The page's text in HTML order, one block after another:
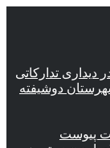
دیداری تدارکاتی
دیّر: ۲۰ مدرسه شهرستان دوشیفته
پیوست